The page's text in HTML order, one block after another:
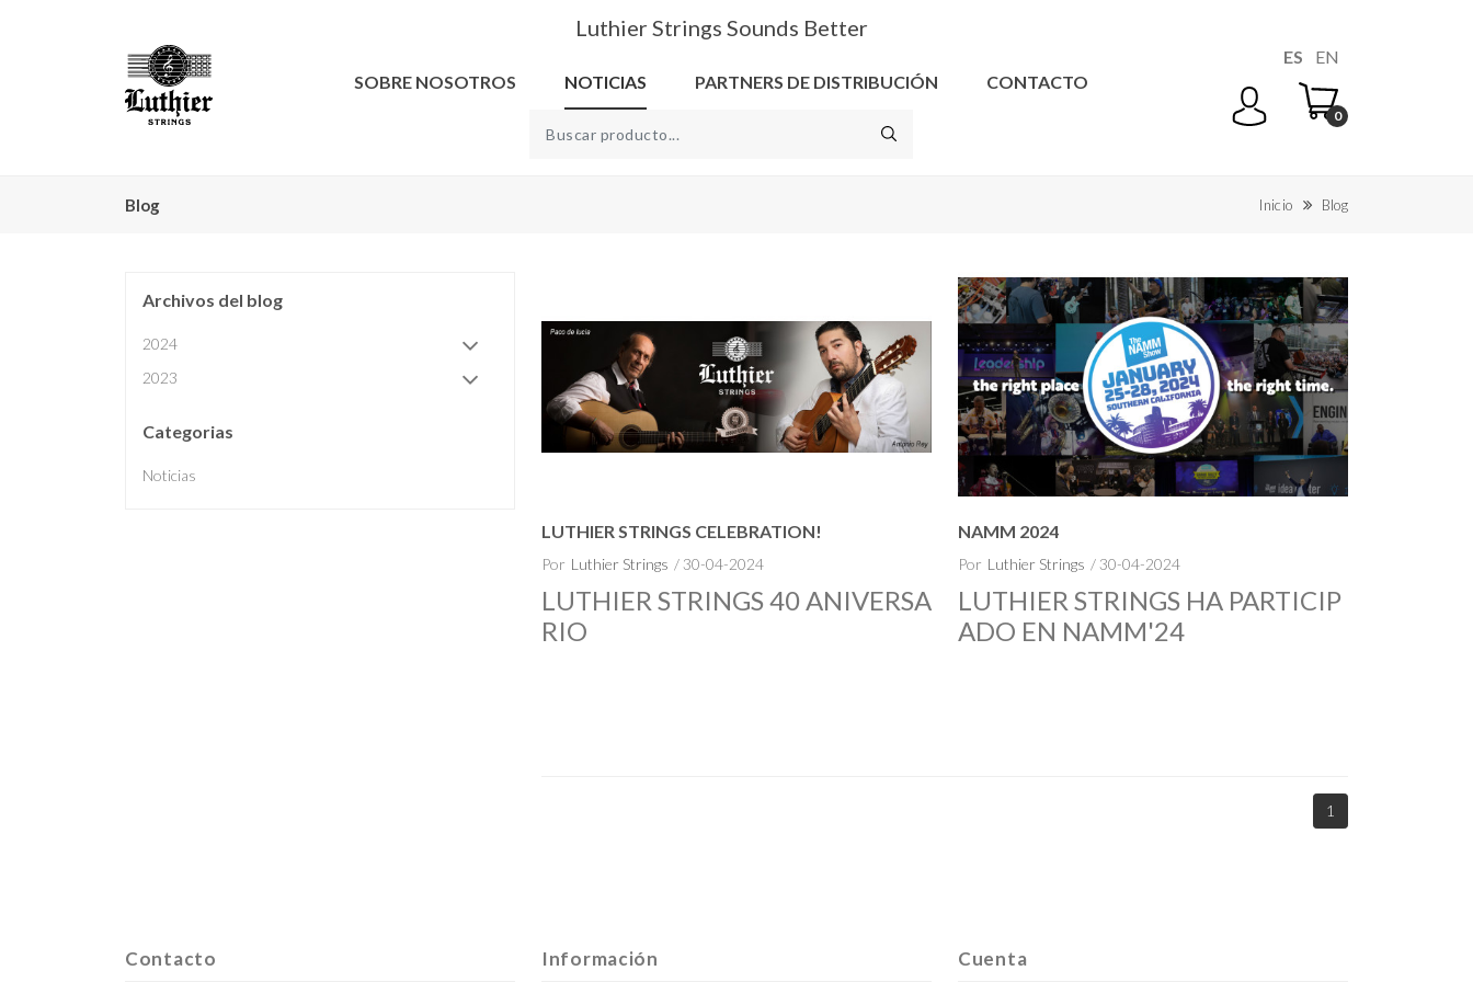
Luthier Strings Sounds Better
SOBRE NOSOTROS NOTICIAS PARTNERS DE DISTRIBUCIÓN CONTACTO
ES EN
0
Blog Inicio Blog
LUTHIER STRINGS CELEBRATION!
Por Luthier Strings / 30-04-2024
LUTHIER STRINGS 40 ANIVERSA
RIO
NAMM 2024
Por Luthier Strings / 30-04-2024
LUTHIER STRINGS HA PARTICIP
ADO EN NAMM'24
1
Archivos del blog
2024
2023
Categorias
Noticias
Contacto Información Cuenta